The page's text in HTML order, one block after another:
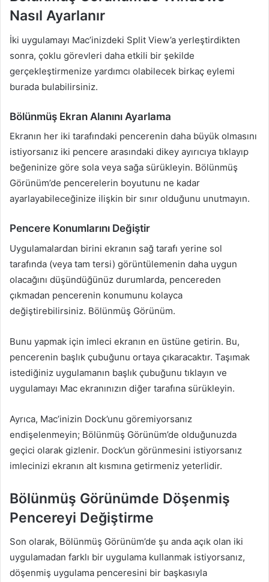
Nasıl Ayarlanır
İki uygulamayı Mac’inizdeki Split View’a yerleştirdikten
sonra, çoklu görevleri daha etkili bir şekilde
gerçekleştirmenize yardımcı olabilecek birkaç eylemi
burada bulabilirsiniz.
Bölünmüş Ekran Alanını Ayarlama
Ekranın her iki tarafındaki pencerenin daha büyük olmasını
istiyorsanız iki pencere arasındaki dikey ayırıcıya tıklayıp
beğeninize göre sola veya sağa sürükleyin. Bölünmüş
Görünüm’de pencerelerin boyutunu ne kadar
ayarlayabileceğinize ilişkin bir sınır olduğunu unutmayın.
Pencere Konumlarını Değiştir
Uygulamalardan birini ekranın sağ tarafı yerine sol
tarafında (veya tam tersi) görüntülemenin daha uygun
olacağını düşündüğünüz durumlarda, pencereden
çıkmadan pencerenin konumunu kolayca
değiştirebilirsiniz. Bölünmüş Görünüm.
Bunu yapmak için imleci ekranın en üstüne getirin. Bu,
pencerenin başlık çubuğunu ortaya çıkaracaktır. Taşımak
istediğiniz uygulamanın başlık çubuğunu tıklayın ve
uygulamayı Mac ekranınızın diğer tarafına sürükleyin.
Ayrıca, Mac’inizin Dock’unu göremiyorsanız
endişelenmeyin; Bölünmüş Görünüm’de olduğunuzda
geçici olarak gizlenir. Dock’un görünmesini istiyorsanız
imlecinizi ekranın alt kısmına getirmeniz yeterlidir.
Bölünmüş Görünümde Döşenmiş
Pencereyi Değiştirme
Son olarak, Bölünmüş Görünüm’de şu anda açık olan iki
uygulamadan farklı bir uygulama kullanmak istiyorsanız,
döşenmiş uygulama penceresini bir başkasıyla